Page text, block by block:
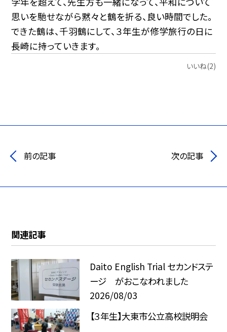
思いを馳せながら黙々と鶴を折る、良い時間でした。
できた鶴は、千羽鶴にして、３年生が修学旅行の日に
長崎に持っていきます。
いいね(2)
前の記事 次の記事
関連記事
Daito English Trial セカンドステ
ージ がおこなわれました
2026/08/03
【３年生】大東市公立高校説明会